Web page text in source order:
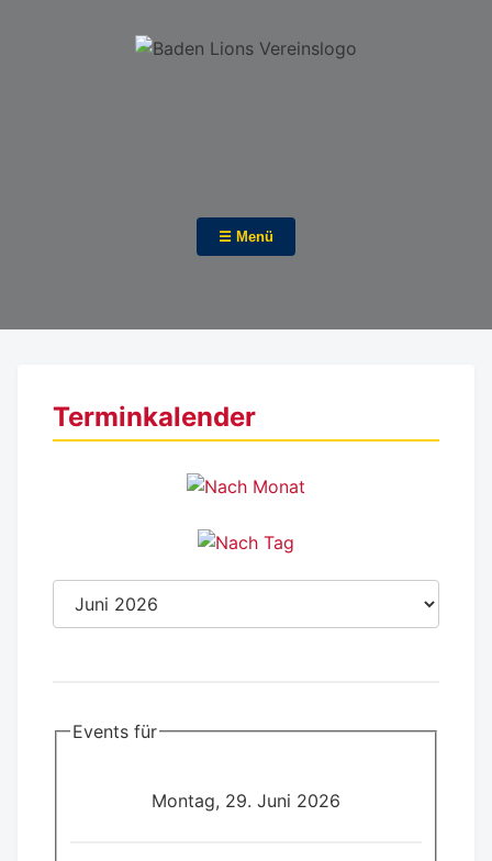
☰ Menü
Terminkalender
Events für
Montag, 29. Juni 2026